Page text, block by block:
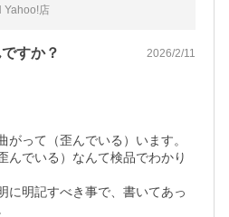
Yahoo!店
すか？ 2026/2/11
がって（歪んでいる）います。
んでいる）なんて検品でわかり
に明記すべき事で、書いてあっ